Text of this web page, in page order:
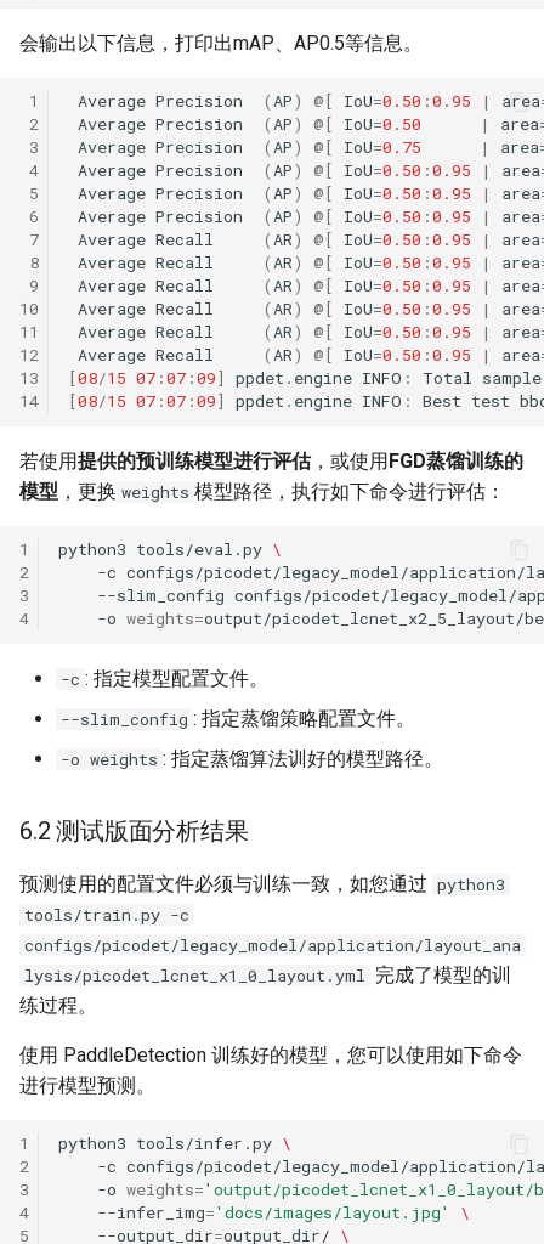
会输出以下信息，打印出mAP、AP0.5等信息。
1
2
3
4
5
6
7
8
9
10
11
12
13
14
Average Precision (AP) @ [ IoU=0.50 :0.95 | area
Average Precision (AP) @ [ IoU=0.50 | area
Average Precision (AP) @ [ IoU=0.75 | area
Average Precision (AP) @ [ IoU=0.50 :0.95 | area
Average Precision (AP) @ [ IoU=0.50 :0.95 | area
Average Precision (AP) @ [ IoU=0.50 :0.95 | area
Average Recall (AR) @ [ IoU=0.50 :0.95 | area
Average Recall (AR) @ [ IoU=0.50 :0.95 | area
Average Recall (AR) @ [ IoU=0.50 :0.95 | area
Average Recall (AR) @ [ IoU=0.50 :0.95 | area
Average Recall (AR) @ [ IoU=0.50 :0.95 | area
Average Recall (AR) @ [ IoU=0.50 :0.95 | area
[08/15 07 :07 :09] ppdet . engine INFO : Total sample
[08/15 07 :07 :09] ppdet . engine INFO : Best test
若使用提供的预训练模型进行评估，或使用FGD蒸馏训练的
模型 ，更换 weights 模型路径，执行如下命令进行评估：
1
2
3
4
python3 tools/eval.py \
-c configs/picodet/legacy_model/application/
--slim_config configs/picodet/legacy_model/
-o weights=
-c : 指定模型配置文件。
--slim_config : 指定蒸馏策略配置文件。
-o weights : 指定蒸馏算法训好的模型路径。
6.2 测试版面分析结果
预测使用的配置文件必须与训练一致，如您通过 python3
tools/train.py -c
configs/picodet/legacy_model/application/layout_ana
lysis/picodet_lcnet_x1_0_layout.yml 完成了模型的训
练过程。
使用 PaddleDetection 训练好的模型，您可以使用如下命令
进行模型预测。
1
2
3
4
5
python3 tools/infer.py \
-c configs/picodet/legacy_model/application/
-o weights='output/picodet_lcnet_x1_0_layout/
--infer_img='docs/images/layout.jpg'
\
--output_dir=output_dir/ \